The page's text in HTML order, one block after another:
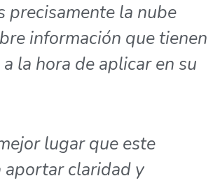
precisamente la nube
información que tienen
la hora de aplicar en su
lugar que este
aportar claridad y